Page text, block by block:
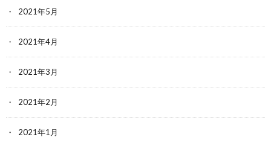
2021年5月
2021年4月
2021年3月
2021年2月
2021年1月